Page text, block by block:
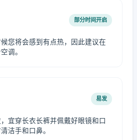
部分时间开启
您将会感到有点热，因此建议在
调。
易发
宜穿长衣长裤并佩戴好眼镜和口
洁手和口鼻。